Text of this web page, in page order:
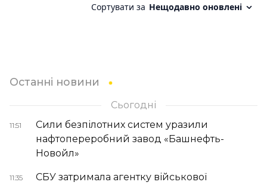
Останні новини
Сьогодні
11:51
Сили безпілотних систем уразили
нафтопереробний завод «Башнефть-
Новойл»
11:35
СБУ затримала агентку військової